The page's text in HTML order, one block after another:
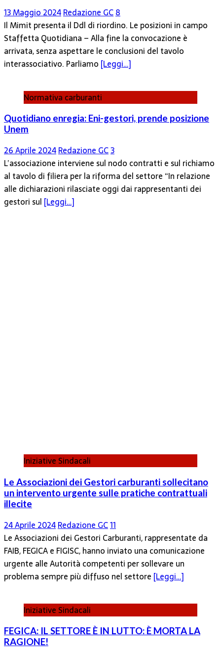
13 Maggio 2024Redazione GC8
Il Mimit presenta il Ddl di riordino. Le posizioni in campo
Staffetta Quotidiana – Alla fine la convocazione è
arrivata, senza aspettare le conclusioni del tavolo
interassociativo. Parliamo [Leggi…]
Normativa carburanti
Quotidiano enregia: Eni-gestori, prende posizione
Unem
26 Aprile 2024Redazione GC3
L’associazione interviene sul nodo contratti e sul richiamo
al tavolo di filiera per la riforma del settore “In relazione
alle dichiarazioni rilasciate oggi dai rappresentanti dei
gestori sul [Leggi…]
Iniziative Sindacali
Le Associazioni dei Gestori carburanti sollecitano
un intervento urgente sulle pratiche contrattuali
illecite
24 Aprile 2024Redazione GC11
Le Associazioni dei Gestori Carburanti, rappresentate da
FAIB, FEGICA e FIGISC, hanno inviato una comunicazione
urgente alle Autorità competenti per sollevare un
problema sempre più diffuso nel settore [Leggi…]
Iniziative Sindacali
FEGICA: IL SETTORE È IN LUTTO: È MORTA LA
RAGIONE!